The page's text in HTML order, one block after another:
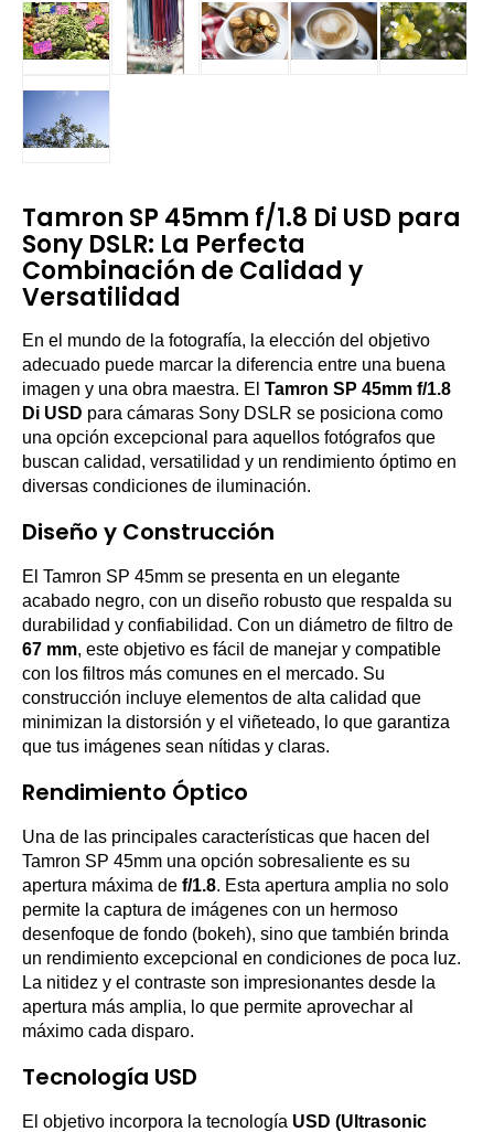
Tamron SP 45mm f/1.8 Di USD para
Sony DSLR: La Perfecta
Combinación de Calidad y
Versatilidad
En el mundo de la fotografía, la elección del objetivo
adecuado puede marcar la diferencia entre una buena
imagen y una obra maestra. El Tamron SP 45mm f/1.8
Di USD para cámaras Sony DSLR se posiciona como
una opción excepcional para aquellos fotógrafos que
buscan calidad, versatilidad y un rendimiento óptimo en
diversas condiciones de iluminación.
Diseño y Construcción
El Tamron SP 45mm se presenta en un elegante
acabado negro, con un diseño robusto que respalda su
durabilidad y confiabilidad. Con un diámetro de filtro de
67 mm, este objetivo es fácil de manejar y compatible
con los filtros más comunes en el mercado. Su
construcción incluye elementos de alta calidad que
minimizan la distorsión y el viñeteado, lo que garantiza
que tus imágenes sean nítidas y claras.
Rendimiento Óptico
Una de las principales características que hacen del
Tamron SP 45mm una opción sobresaliente es su
apertura máxima de f/1.8. Esta apertura amplia no solo
permite la captura de imágenes con un hermoso
desenfoque de fondo (bokeh), sino que también brinda
un rendimiento excepcional en condiciones de poca luz.
La nitidez y el contraste son impresionantes desde la
apertura más amplia, lo que permite aprovechar al
máximo cada disparo.
Tecnología USD
El objetivo incorpora la tecnología USD (Ultrasonic